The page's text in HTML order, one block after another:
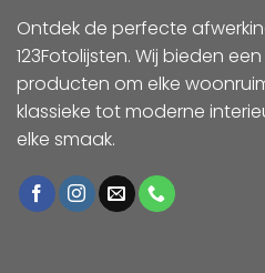
Ontdek de perfecte
123Fotolijsten. Wij bieden
producten om elke
klassieke tot moderne
elke smaak.